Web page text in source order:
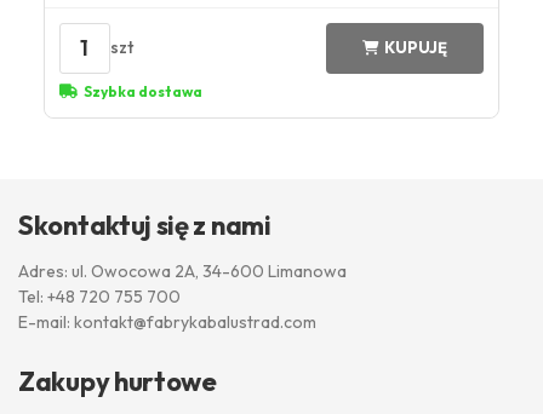
1 szt KUPUJĘ
Szybka dostawa
Skontaktuj się z nami
Adres: ul. Owocowa 2A, 34-600 Limanowa
Tel: +48 720 755 700
E-mail: kontakt@fabrykabalustrad.com
Zakupy hurtowe